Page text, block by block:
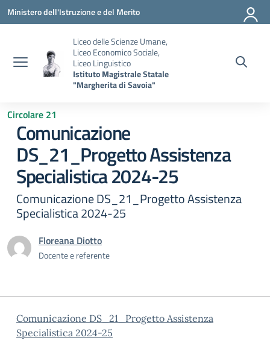
Vai ai contenuti
Vai al menu di navigazione
Vai al footer
Ministero dell'Istruzione e del Merito
Liceo delle Scienze Umane,
Liceo Economico Sociale,
Liceo Linguistico
Istituto Magistrale Statale
"Margherita di Savoia"
Circolare 21
Comunicazione
DS_21_Progetto Assistenza
Specialistica 2024-25
Comunicazione DS_21_Progetto Assistenza
Specialistica 2024-25
Floreana Diotto
Docente e referente
Comunicazione DS_21_Progetto Assistenza
Specialistica 2024-25